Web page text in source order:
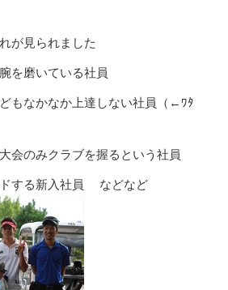
が見られました
を磨いている社員
もなかなか上達しない社員（←ﾜﾀ
会のみクラブを握るという社員
する新入社員 などなど